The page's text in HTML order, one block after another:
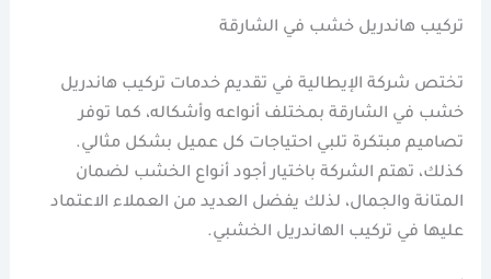
تركيب هاندريل خشب في الشارقة
تختص شركة الإيطالية في تقديم خدمات تركيب هاندريل
خشب في الشارقة بمختلف أنواعه وأشكاله، كما توفر
تصاميم مبتكرة تلبي احتياجات كل عميل بشكل مثالي.
كذلك، تهتم الشركة باختيار أجود أنواع الخشب لضمان
المتانة والجمال، لذلك يفضل العديد من العملاء الاعتماد
عليها في تركيب الهاندريل الخشبي.